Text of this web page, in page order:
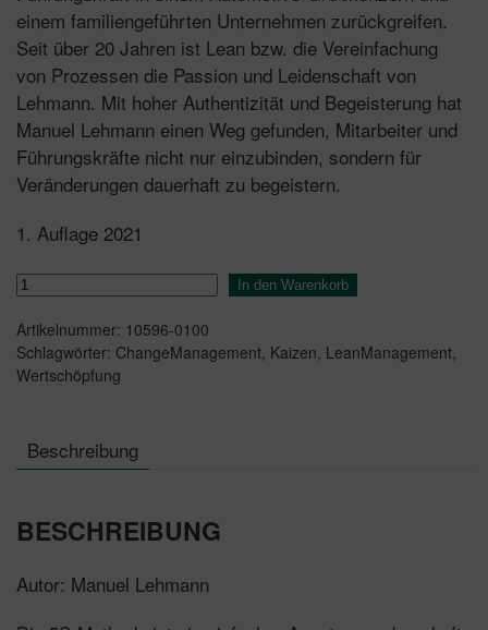
einem familiengeführten Unternehmen zurückgreifen.
Seit über 20 Jahren ist Lean bzw. die Vereinfachung
von Prozessen die Passion und Leidenschaft von
Lehmann. Mit hoher Authentizität und Begeisterung hat
Manuel Lehmann einen Weg gefunden, Mitarbeiter und
Führungskräfte nicht nur einzubinden, sondern für
Veränderungen dauerhaft zu begeistern.
1. Auflage 2021
Lean
mit
der
5S-
Menge
In den Warenkorb
Artikelnummer: 10596-0100
Schlagwörter: ChangeManagement, Kaizen, LeanManagement,
Wertschöpfung
Beschreibung
BESCHREIBUNG
Autor: Manuel Lehmann